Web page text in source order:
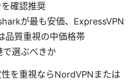
確認推奨
が最も安価、ExpressVPN
品質重視の中価格帯
で選ぶべきか
を重視ならNordVPNまたは